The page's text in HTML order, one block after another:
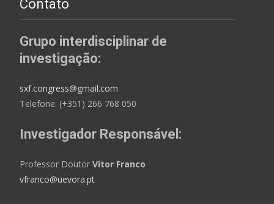
Contato
Grupo interdisciplinar de
investigação:
sxf.congress@gmail.com
Telefone: (+351) 266 768 050
Investigador Responsável:
Professor Doutor Vítor Franco
vfranco@uevora.pt